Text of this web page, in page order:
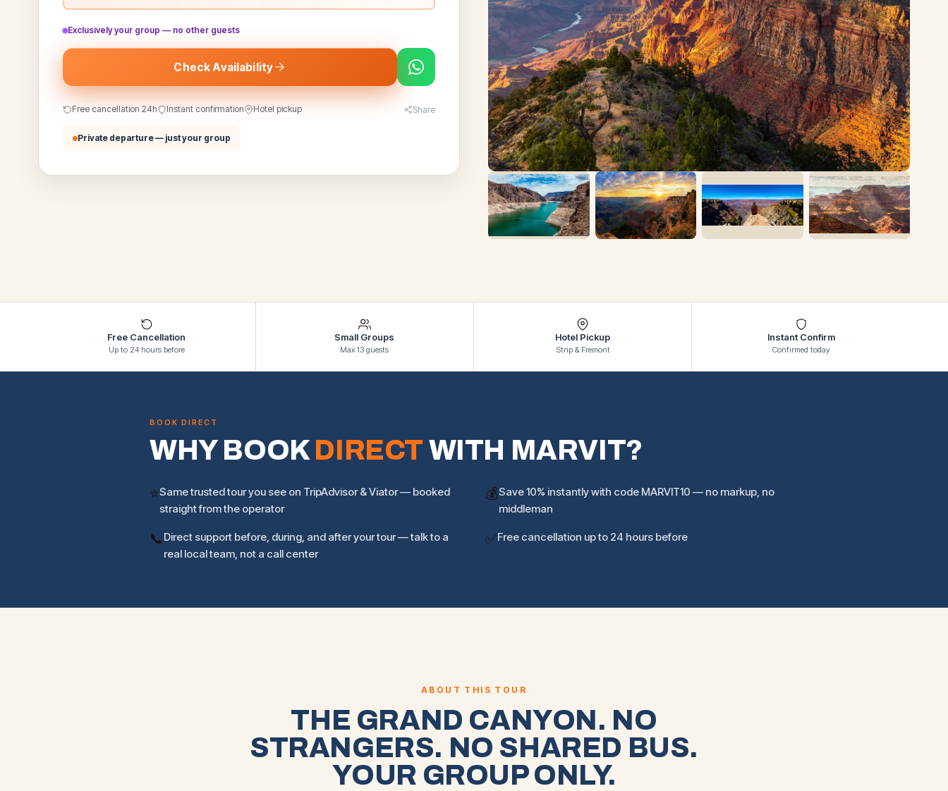
Exclusively your group — no other guests
Check Availability
Free cancellation 24h Instant confirmation Hotel pickup Share
Private departure — just your group
Free Cancellation
Up to 24 hours before
Small Groups
Max 13 guests
Hotel Pickup
Strip & Fremont
Instant Confirm
Confirmed today
BOOK DIRECT
WHY BOOK DIRECT WITH MARVIT?
⭐Same trusted tour you see on TripAdvisor & Viator — booked
straight from the operator
💰Save 10% instantly with code MARVIT10 — no markup, no
middleman
📞Direct support before, during, and after your tour — talk to a
real local team, not a call center
✅Free cancellation up to 24 hours before
ABOUT THIS TOUR
THE GRAND CANYON. NO
STRANGERS. NO SHARED BUS.
YOUR GROUP ONLY.